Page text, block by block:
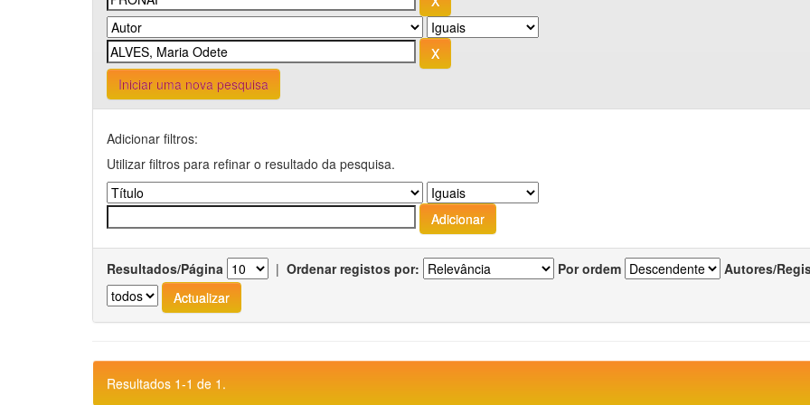
Iniciar uma nova pesquisa
Adicionar filtros:
Utilizar filtros para refinar o resultado da pesquisa.
Resultados/Página | Ordenar registos por: Por ordem Autores/
Resultados 1-1 de 1.